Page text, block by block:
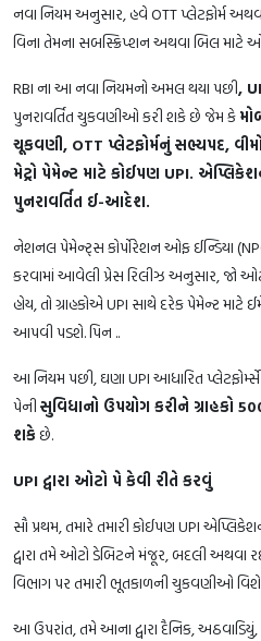
નવા નિયમ અનુસાર, હવે OTT પ્લેટફોર્મ
વિના તેમના સબસ્ક્રિપ્શન અથવા બિલ માટે
RBI ના આ નવા નિયમનો અમલ થયા પછી,
પુનરાવર્તિત ચુકવણીઓ કરી શકે છે જેમ કે
ચૂકવણી, OTT પ્લેટફોર્મનું સભ્યપદ,
મેટ્રો પેમેન્ટ માટે કોઈપણ UPI.
પુનરાવર્તિત ઈ-આદેશ.
નેશનલ પેમેન્ટ્સ કોર્પોરેશન ઓફ ઈન્ડિયા
કરવામાં આવેલી પ્રેસ રિલીઝ અનુસાર, જો
હોય, તો ગ્રાહકોએ UPI સાથે દરેક પેમેન્ટ
આપવી પડશે. પિન ..
આ નિયમ પછી, ઘણા UPI આધારિત
પેનીસુવિધાનો ઉપયોગ કરીને ગ્રાહકો
શકેછે.
UPI દ્વારા ઓટો પે કેવી રીતે કરવું
સૌ પ્રથમ, તમારે તમારી કોઈપણ UPI
દ્વારા તમે ઓટો ડેબિટને મંજૂર, બદલી અથવા
વિભાગ પર તમારી ભૂતકાળની ચુકવણીઓ વિશે
આ ઉપરાંત, તમે આના દ્વારા દૈનિક, અઠવાડિયું,